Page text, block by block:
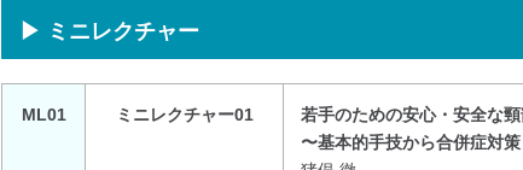
▶ ミニレクチャー
ML01 ミニレクチャー01
若手のための安心・安全な
〜基本的手技から合併症対